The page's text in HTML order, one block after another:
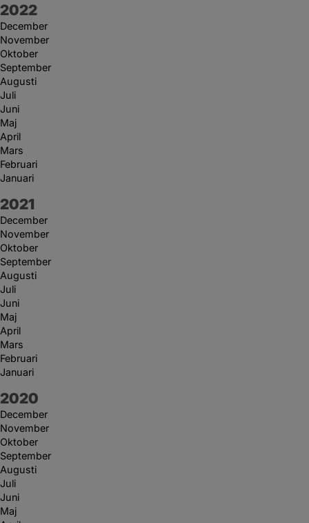
År:
2022
December
November
Oktober
September
Augusti
Juli
Juni
Maj
April
Mars
Februari
Januari
År:
2021
December
November
Oktober
September
Augusti
Juli
Juni
Maj
April
Mars
Februari
Januari
År:
2020
December
November
Oktober
September
Augusti
Juli
Juni
Maj